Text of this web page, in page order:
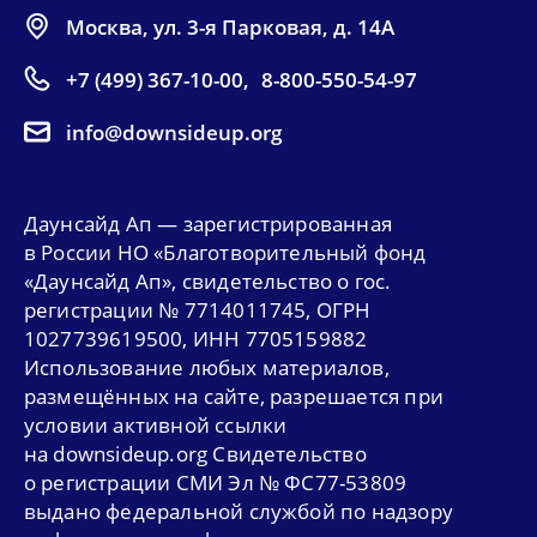
Москва, ул. 3-я Парковая, д. 14А
+7 (499) 367-10-00, 8-800-550-54-97
info@downsideup.org
Даунсайд Ап — зарегистрированная
в России НО «Благотворительный фонд
«Даунсайд Ап», свидетельство о гос.
регистрации № 7714011745, ОГРН
1027739619500, ИНН 7705159882
Использование любых материалов,
размещённых на сайте, разрешается при
условии активной ссылки
на downsideup.org Свидетельство
о регистрации СМИ Эл № ФС77-53809
выдано федеральной службой по надзору